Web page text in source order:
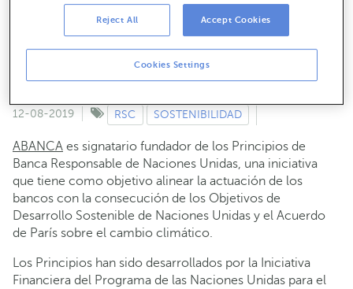
12-08-2019
RSC SOSTENIBILIDAD
ABANCA es signatario fundador de los Principios de
Banca Responsable de Naciones Unidas, una iniciativa
que tiene como objetivo alinear la actuación de los
bancos con la consecución de los Objetivos de
Desarrollo Sostenible de Naciones Unidas y el Acuerdo
de París sobre el cambio climático.
Los Principios han sido desarrollados por la Iniciativa
Financiera del Programa de las Naciones Unidas para el
Cookies Settings
Reject All Accept Cookies